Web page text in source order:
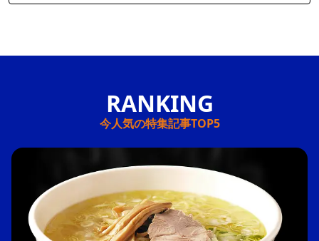
今人気の特集記事TOP5